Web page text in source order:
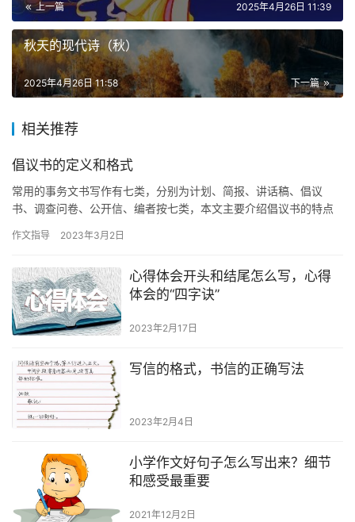
上一篇 2025年4月26日 11:39
秋天的现代诗（秋）
下一篇
2025年4月26日 11:58
相关推荐
倡议书的定义和格式
常用的事务文书写作有七类，分别为计划、简报、讲话稿、倡议
书、调查问卷、公开信、编者按七类，本文主要介绍倡议书的特点
出某…
作文指导 2023年3月2日
心得体会开头和结尾怎么写，心得
体会的“四字诀”
2023年2月17日
写信的格式，书信的正确写法
2023年2月4日
小学作文好句子怎么写出来？细节
和感受最重要
2021年12月2日